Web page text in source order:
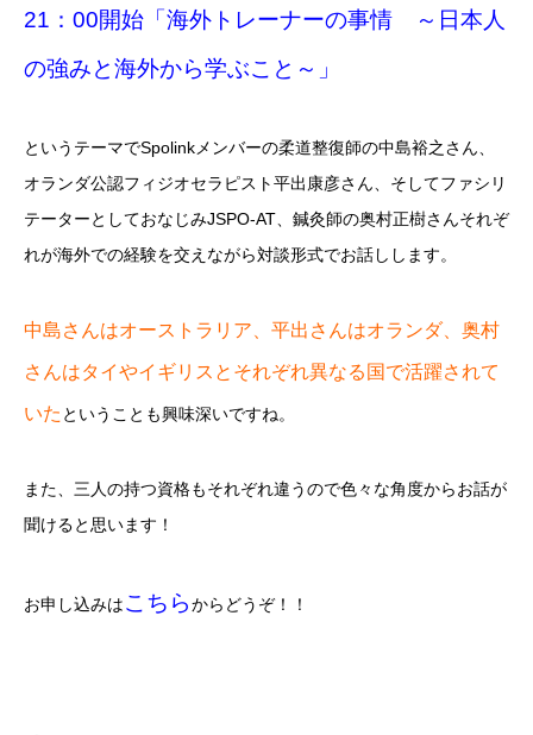
21：00開始「海外トレーナーの事情 ～日本人
の強みと海外から学ぶこと～」
というテーマでSpolinkメンバーの柔道整復師の中島裕之さん、
オランダ公認フィジオセラピスト平出康彦さん、そしてファシリ
テーターとしておなじみJSPO-AT、鍼灸師の奥村正樹さんそれぞ
れが海外での経験を交えながら対談形式でお話しします。
中島さんはオーストラリア、平出さんはオランダ、奥村
さんはタイやイギリスとそれぞれ異なる国で活躍されて
いた ということも興味深いですね。
また、三人の持つ資格もそれぞれ違うので色々な角度からお話が
聞けると思います！
お申し込みはこちらからどうぞ！！